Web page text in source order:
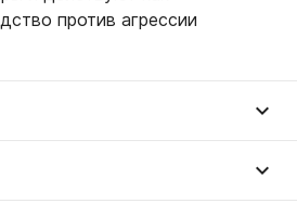
против агрессии